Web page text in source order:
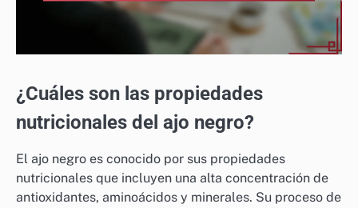
¿Cuáles son las propiedades
nutricionales del ajo negro?
El ajo negro es conocido por sus propiedades
nutricionales que incluyen una alta concentración de
antioxidantes, aminoácidos y minerales. Su proceso de